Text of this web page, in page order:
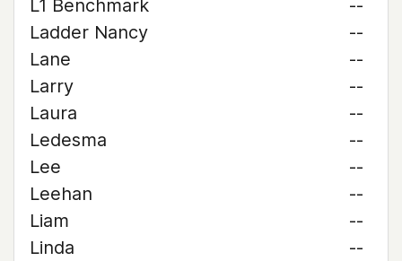
L1 Benchmark
--
Ladder Nancy
--
Lane
--
Larry
--
Laura
--
Ledesma
--
Lee
--
Leehan
--
Liam
--
Linda
--